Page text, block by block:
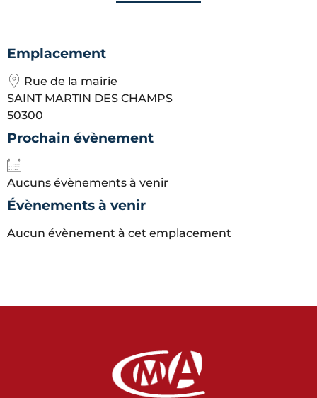
Emplacement
Rue de la mairie
SAINT MARTIN DES CHAMPS
50300
Prochain évènement
Aucuns évènements à venir
Évènements à venir
Aucun évènement à cet emplacement